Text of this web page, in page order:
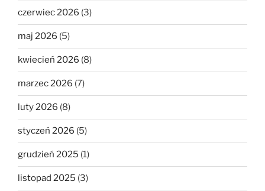
czerwiec 2026 (3)
maj 2026 (5)
kwiecień 2026 (8)
marzec 2026 (7)
luty 2026 (8)
styczeń 2026 (5)
grudzień 2025 (1)
listopad 2025 (3)